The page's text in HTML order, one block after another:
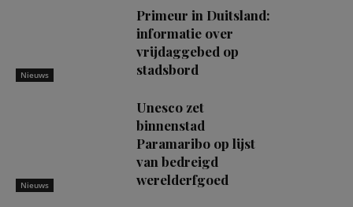
Nieuws
Primeur in Duitsland:
informatie over
vrijdaggebed op
stadsbord
Nieuws
Unesco zet
binnenstad
Paramaribo op lijst
van bedreigd
werelderfgoed